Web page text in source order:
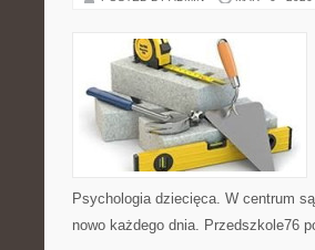
Psychologia dziecięca. W centrum
nowo każdego dnia. Przedszkole76